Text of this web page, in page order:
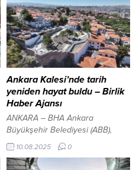
kapatmıştı. Piyasalarda gözler,
bugün Alaska’da yapılacak ABD
Başkanı Donald Trump ile Rusya
Devlet Başkanı Vladimir Putin
görüşmesine çevrilmiş durumda.
Trump, görüşme öncesi yaptığı
açıklamada hızlı bir barış...
Ankara Kalesi’nde tarih
yeniden hayat buldu – Birlik
Haber Ajansı
ANKARA – BHA Ankara
Büyükşehir Belediyesi (ABB),
Ankara Kalesi’nde 2020 yılında
başlattığı restorasyon çalışmaları
kapsamında, İç Kale 1. ve 2. Etap
10.08.2025 0